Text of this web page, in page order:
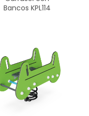
Bancos KPL114